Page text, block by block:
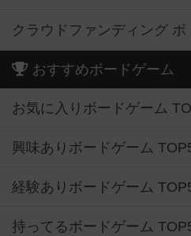
クラウドファンディング ボ
おすすめボードゲーム
お気に入りボードゲーム
興味ありボードゲーム
経験ありボードゲーム
持ってるボードゲーム